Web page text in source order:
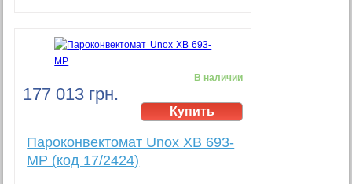
177 013 грн.
В наличии
Пароконвектомат Unox XB 693-
MP (код 17/2424)